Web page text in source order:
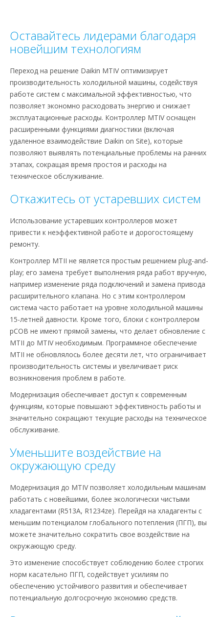
Оставайтесь лидерами благодаря
новейшим технологиям
Переход на решение Daikin MTIV оптимизирует
производительность холодильной машины, содействуя
работе систем с максимальной эффективностью, что
позволяет экономно расходовать энергию и снижает
эксплуатационные расходы. Контроллер MTIV оснащен
расширенными функциями диагностики (включая
удаленное взаимодействие Daikin on Site), которые
позволяют выявлять потенциальные проблемы на ранних
этапах, сокращая время простоя и расходы на
техническое обслуживание.
Откажитесь от устаревших систем
Использование устаревших контроллеров может
привести к неэффективной работе и дорогостоящему
ремонту.
Контроллер MTII не является простым решением plug-and-
play; его замена требует выполнения ряда работ вручную,
например изменение ряда подключений и замена привода
расширительного клапана. Но с этим контроллером
система часто работает на уровне холодильной машины
15-летней давности. Кроме того, блоки с контроллером
pCOB не имеют прямой замены, что делает обновление с
MTII до MTIV необходимым. Программное обеспечение
MTII не обновлялось более десяти лет, что ограничивает
производительность системы и увеличивает риск
возникновения проблем в работе.
Модернизация обеспечивает доступ к современным
функциям, которые повышают эффективность работы и
значительно сокращают текущие расходы на техническое
обслуживание.
Уменьшите воздействие на
окружающую среду
Модернизация до MTIV позволяет холодильным машинам
работать с новейшими, более экологически чистыми
хладагентами (R513A, R1234ze). Перейдя на хладагенты с
меньшим потенциалом глобального потепления (ПГП), вы
можете значительно сократить свое воздействие на
окружающую среду.
Это изменение способствует соблюдению более строгих
норм касательно ПГП, содействует усилиям по
обеспечению устойчивого развития и обеспечивает
потенциальную долгосрочную экономию средств.